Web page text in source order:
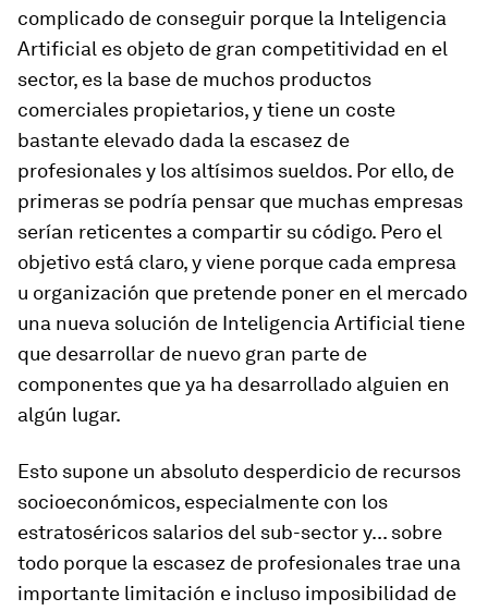
complicado de conseguir porque la Inteligencia
Artificial es objeto de gran competitividad en el
sector, es la base de muchos productos
comerciales propietarios, y tiene un coste
bastante elevado dada la escasez de
profesionales y los altísimos sueldos. Por ello, de
primeras se podría pensar que muchas empresas
serían reticentes a compartir su código. Pero el
objetivo está claro, y viene porque cada empresa
u organización que pretende poner en el mercado
una nueva solución de Inteligencia Artificial tiene
que desarrollar de nuevo gran parte de
componentes que ya ha desarrollado alguien en
algún lugar.
Esto supone un absoluto desperdicio de recursos
socioeconómicos, especialmente con los
estratoséricos salarios del sub-sector y... sobre
todo porque la escasez de profesionales trae una
importante limitación e incluso imposibilidad de